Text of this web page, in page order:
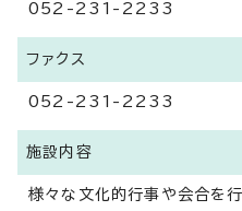
052-231-2233
ファクス
052-231-2233
施設内容
様々な文化的行事や会合を行